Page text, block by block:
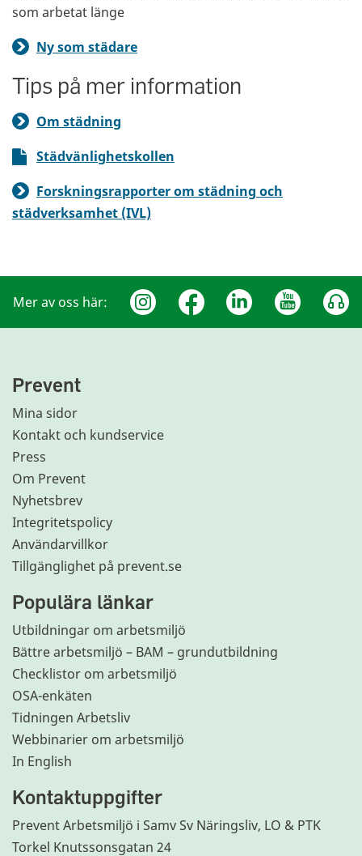
som arbetat länge
Ny som städare
Tips på mer information
Om städning
Städvänlighetskollen
Forskningsrapporter om städning och
städverksamhet (IVL)
Mer av oss här:
Prevent
Mina sidor
Kontakt och kundservice
Press
Om Prevent
Nyhetsbrev
Integritetspolicy
Användarvillkor
Tillgänglighet på prevent.se
Populära länkar
Utbildningar om arbetsmiljö
Bättre arbetsmiljö – BAM – grundutbildning
Checklistor om arbetsmiljö
OSA-enkäten
Tidningen Arbetsliv
Webbinarier om arbetsmiljö
In English
Kontaktuppgifter
Prevent Arbetsmiljö i Samv Sv Näringsliv, LO & PTK
Torkel Knutssonsgatan 24